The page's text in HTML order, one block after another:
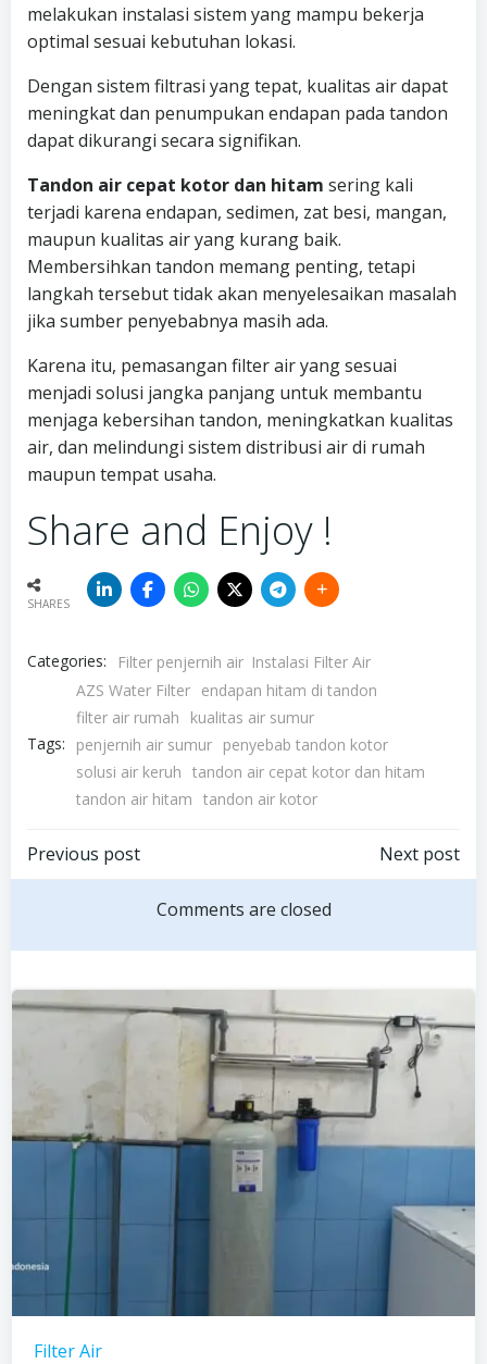
melakukan instalasi sistem yang mampu bekerja
optimal sesuai kebutuhan lokasi.
Dengan sistem filtrasi yang tepat, kualitas air dapat
meningkat dan penumpukan endapan pada tandon
dapat dikurangi secara signifikan.
Tandon air cepat kotor dan hitam sering kali
terjadi karena endapan, sedimen, zat besi, mangan,
maupun kualitas air yang kurang baik.
Membersihkan tandon memang penting, tetapi
langkah tersebut tidak akan menyelesaikan masalah
jika sumber penyebabnya masih ada.
Karena itu, pemasangan filter air yang sesuai
menjadi solusi jangka panjang untuk membantu
menjaga kebersihan tandon, meningkatkan kualitas
air, dan melindungi sistem distribusi air di rumah
maupun tempat usaha.
Share and Enjoy !
SHARES
Categories: Filter penjernih air Instalasi Filter Air
Tags:
AZS Water Filter endapan hitam di tandon
filter air rumah
kualitas air sumur
penjernih air sumur penyebab tandon kotor
solusi air keruh tandon air cepat kotor dan hitam
tandon air hitam tandon air kotor
Post
navigation
Previous post
Post
navigation
Next post
Comments are closed
Filter Air